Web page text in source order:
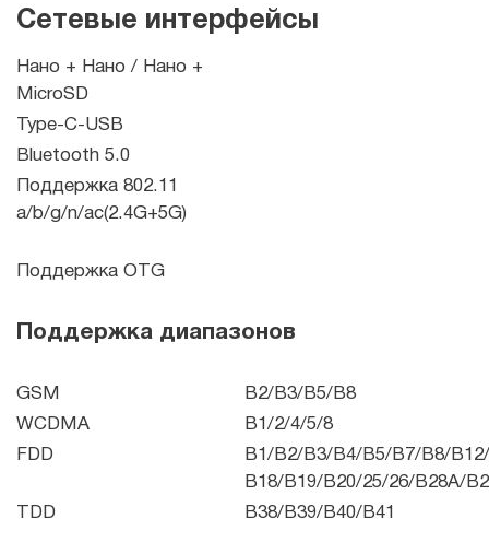
Сетевые интерфейсы
Нано + Нано / Нано +
MicroSD
Type-C-USB
Bluetooth 5.0
Поддержка 802.11
a/b/g/n/ac(2.4G+5G)
Поддержка OTG
Поддержка диапазонов
GSM
B2/B3/B5/B8
WCDMA
B1/2/4/5/8
FDD
B1/B2/B3/B4/B5/B7/B8/
B18/B19/B20/25/26/B28A/
TDD
B38/B39/B40/B41